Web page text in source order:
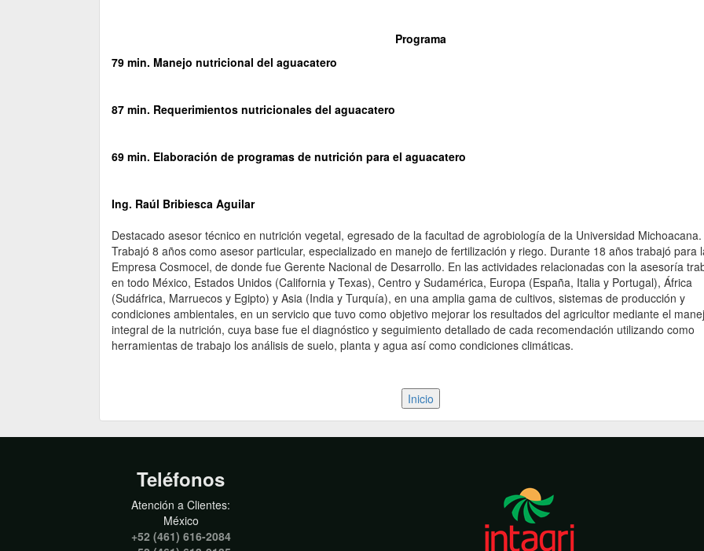
Programa
79 min. Manejo nutricional del aguacatero
87 min. Requerimientos nutricionales del aguacatero
69 min. Elaboración de programas de nutrición para el aguacatero
Ing. Raúl Bribiesca Aguilar
Destacado asesor técnico en nutrición vegetal, egresado de la facultad de agrobiología de la Universidad Michoacana.
Trabajó 8 años como asesor particular, especializado en manejo de fertilización y riego. Durante 18 años trabajó para
Empresa Cosmocel, de donde fue Gerente Nacional de Desarrollo. En las actividades relacionadas con la asesoría
en todo México, Estados Unidos (California y Texas), Centro y Sudamérica, Europa (España, Italia y Portugal), África
(Sudáfrica, Marruecos y Egipto) y Asia (India y Turquía), en una amplia gama de cultivos, sistemas de producción y
condiciones ambientales, en un servicio que tuvo como objetivo mejorar los resultados del agricultor mediante el
integral de la nutrición, cuya base fue el diagnóstico y seguimiento detallado de cada recomendación utilizando como
herramientas de trabajo los análisis de suelo, planta y agua así como condiciones climáticas.
Teléfonos
Atención a Clientes:
México
+52 (461) 616-2084